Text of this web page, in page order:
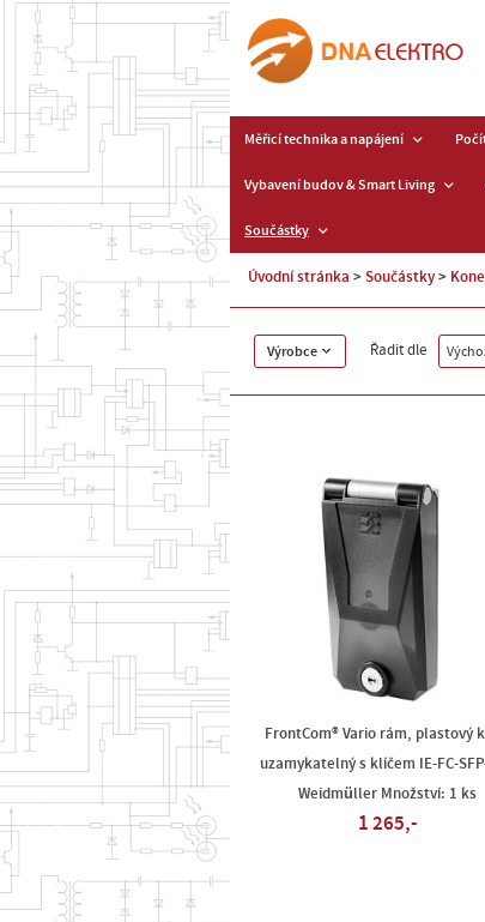
Měřicí technika a napájení
Vybavení budov & Smart Living
Součástky
Úvodní stránka Součástky
Výrobce Řadit dle
FrontCom® Vario rám, plastový
uzamykatelný s klíčem IE-FC-
Weidmüller Množství: 1 ks
1 265,-